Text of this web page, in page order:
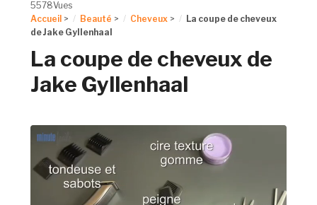
5578Vues
Accueil > Beauté > Cheveux >
La coupe de cheveux
de Jake Gyllenhaal
La coupe de cheveux de
Jake Gyllenhaal